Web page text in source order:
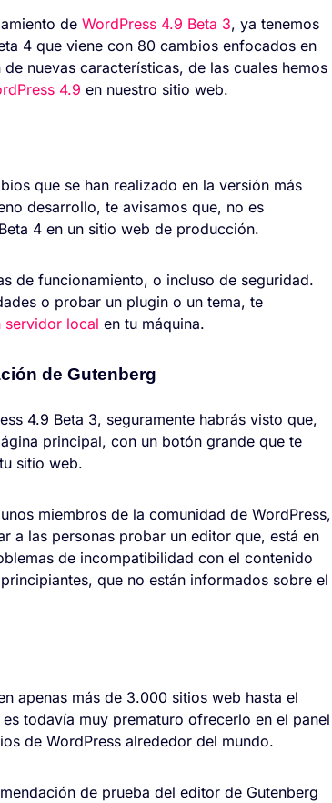
de WordPress 4.9 Beta 3, ya tenemos
4 que viene con 80 cambios enfocados en
nuevas características, de las cuales hemos
4.9 en nuestro sitio web.
que se han realizado en la versión más
desarrollo, te avisamos que, no es
Beta 4 en un sitio web de producción.
de funcionamiento, o incluso de seguridad.
o probar un plugin o un tema, te
servidor local en tu máquina.
de Gutenberg
4.9 Beta 3, seguramente habrás visto que,
principal, con un botón grande que te
sitio web.
miembros de la comunidad de WordPress,
a las personas probar un editor que, está en
de incompatibilidad con el contenido
que no están informados sobre el
apenas más de 3.000 sitios web hasta el
todavía muy prematuro ofrecerlo en el panel
de WordPress alrededor del mundo.
de prueba del editor de Gutenberg